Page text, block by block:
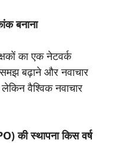
बनाना
का एक नेटवर्क
बढ़ाने और नवाचार
वैश्विक नवाचार
की स्थापना किस वर्ष